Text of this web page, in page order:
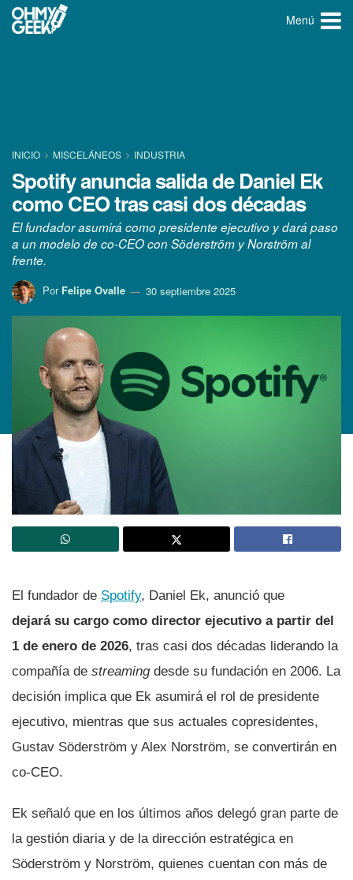
Menú
INICIO MISCELÁNEOS INDUSTRIA
Spotify anuncia salida de Daniel Ek
como CEO tras casi dos décadas
El fundador asumirá como presidente ejecutivo y dará paso
a un modelo de co-CEO con Söderström y Norström al
frente.
Por Felipe Ovalle 30 septiembre 2025
El fundador de Spotify, Daniel Ek, anunció que
dejará su cargo como director ejecutivo a partir del
1 de enero de 2026, tras casi dos décadas liderando la
compañía de streamingdesde su fundación en 2006. La
decisión implica que Ek asumirá el rol de presidente
ejecutivo, mientras que sus actuales copresidentes,
Gustav Söderström y Alex Norström, se convertirán en
co-CEO.
Ek señaló que en los últimos años delegó gran parte de
la gestión diaria y de la dirección estratégica en
Söderström y Norström, quienes cuentan con más de